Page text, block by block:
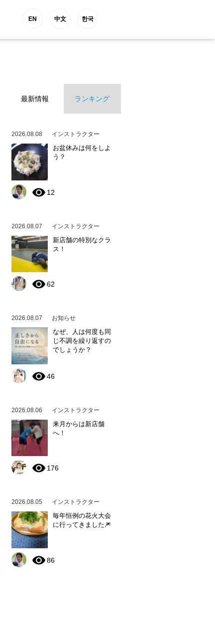
EN 中文 한국
最新情報 ランキング
2026.08.08 インストラクター
お盆休みは何をしよ
う？
12
2026.08.07 インストラクター
新店舗の特別なクラ
ス！
62
2026.08.07 お知らせ
なぜ、人は何度も同
じ不調を繰り返すの
でしょうか？
46
2026.08.06 インストラクター
来月からは新店舗
へ！
176
2026.08.05 インストラクター
毎年恒例の花火大会
に行ってきました🎆
86